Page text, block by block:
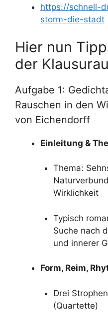
https://schnell-
storm-die-stadt
Hier nun
der
Aufgabe 1:
Rauschen in den
von Eichendorff
Einleitung &
Thema:
Wirklichkeit
Typisch
Suche nach
und innerer
Form, Reim,
Drei
(Quartette)